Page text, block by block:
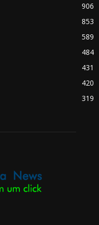
906
853
589
484
431
420
319